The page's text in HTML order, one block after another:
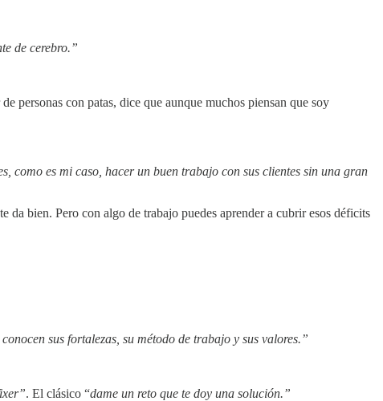
de cerebro.”
personas con patas, dice que aunque muchos piensan que soy
como es mi caso, hacer un buen trabajo con sus clientes sin una gran
da bien. Pero con algo de trabajo puedes aprender a cubrir esos déficits
sus fortalezas, su método de trabajo y sus valores.”
. El clásico “dame un reto que te doy una solución.”